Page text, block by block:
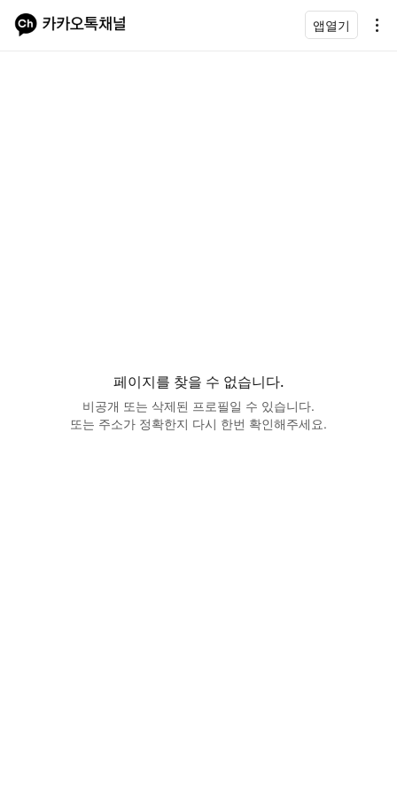
앱열기
페이지를 찾을 수 없습니다.
비공개 또는 삭제된 프로필일 수 있습니다.
또는 주소가 정확한지 다시 한번 확인해주세요.